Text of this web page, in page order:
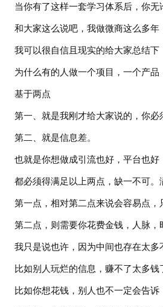
当你有了这样一套学习体系后，你无
和大家这么说吧，我做微商这么多年
我可以很自信且现实的给大家总结下
为什么有的人做一个项目，一个产品
基于两点
第一、就是我刚才给大家说的，你必
第二、就是信息差。
也就是你想做成引流也好，平台也好
都必须得满足以上两点，缺一不可。
第一点，相对第二点来说会容易点，
第二点，则需要你花费金钱，人脉，
我只是说也许，因为中间也存在太多
比如别人玩烂的信息，赚不了太多钱
比如你想花钱，别人也不一定会告诉